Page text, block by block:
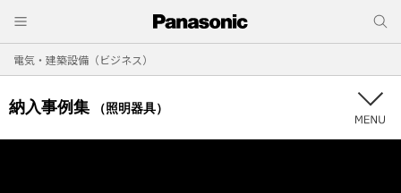
電気・建築設備（ビジネス）
納入事例集 （照明器具）